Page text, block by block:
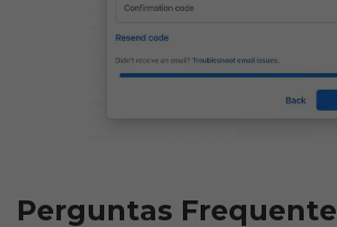
Perguntas